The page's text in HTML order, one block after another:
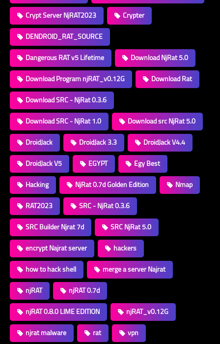
Crypt Server NjRAT2023
Crypter
DENDROID_RAT_SOURCE
Dangerous RAT v5 Lifetime
Download NjRat 5.0
Download Program njRAT_v0.12G
Download Rat
Download SRC - NjRat 0.3.6
Download SRC - NjRat 1.0
Download src NjRat 5.0
DroidJack
DroidJack 3.3
DroidJack V4.4
DroidJack V5
EGYPT
Egy Best
Hacking
NjRat 0.7d Golden Edition
Nmap
RAT2023
SRC - NjRat 0.3.6
SRC Builder Njrat 7d
SRC NjRat 5.0
encrypt Najrat server
hackers
how to hack shell
merge a server Najrat
njRAT
njRAT 0.7d
njRAT 0.8.0 LIME EDITION
njRAT_v0.12G
njrat malware
rat
vpn